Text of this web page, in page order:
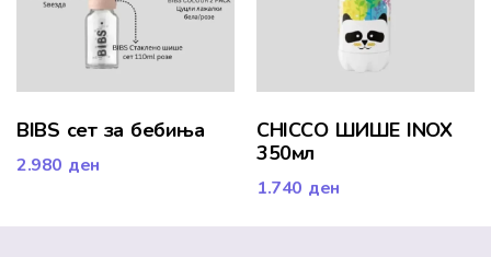
BIBS сет за бебиња
2.980 ден
CHICCO ШИШЕ INOX
350мл
1.740 ден